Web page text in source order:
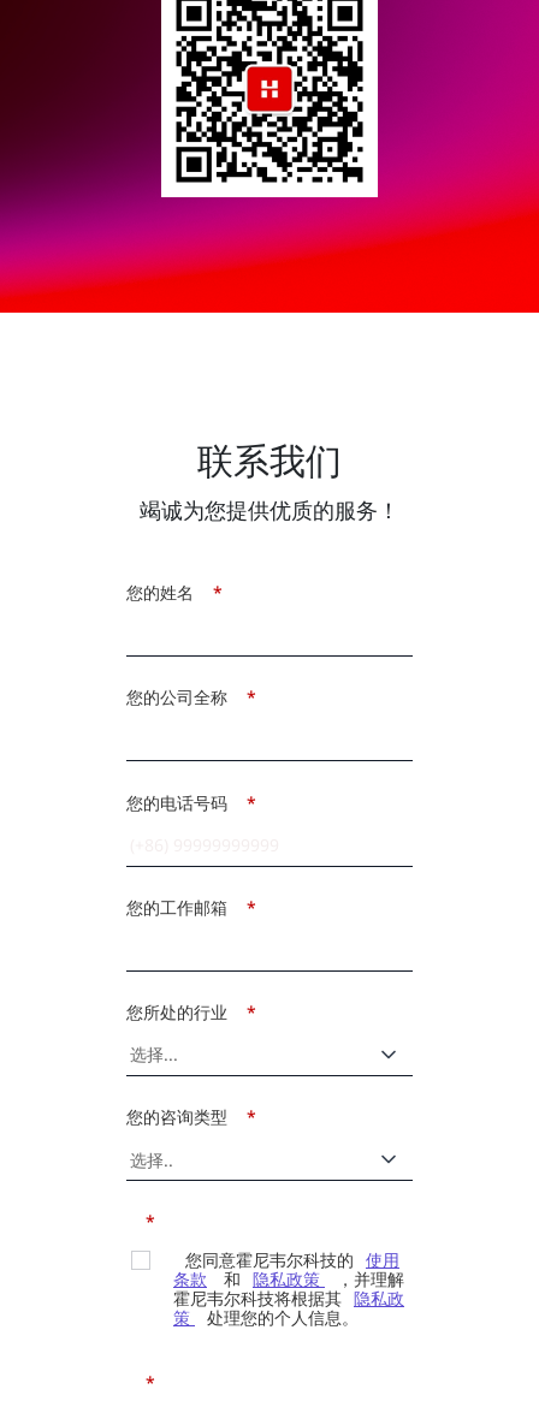
联系我们
竭诚为您提供优质的服务！
*
您的姓名
*
您的公司全称
*
您的电话号码
*
您的工作邮箱
*
您所处的行业
*
您的咨询类型
*
您同意霍尼韦尔科技的 使用
条款
和 隐私政策
，并理解
霍尼韦尔科技将根据其 隐私政
策
处理您的个人信息。
*